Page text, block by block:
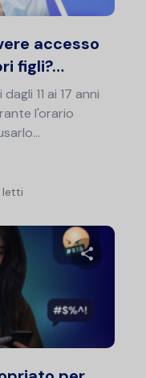
accesso
figli?…
11 ai 17 anni
l'orario
letti